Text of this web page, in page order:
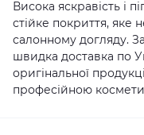
Висока яскравість і
стійке покриття, яке
салонному догляду.
швидка доставка по
оригінальної
професійною